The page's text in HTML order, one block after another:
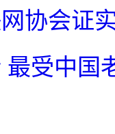
协会证
最受中国